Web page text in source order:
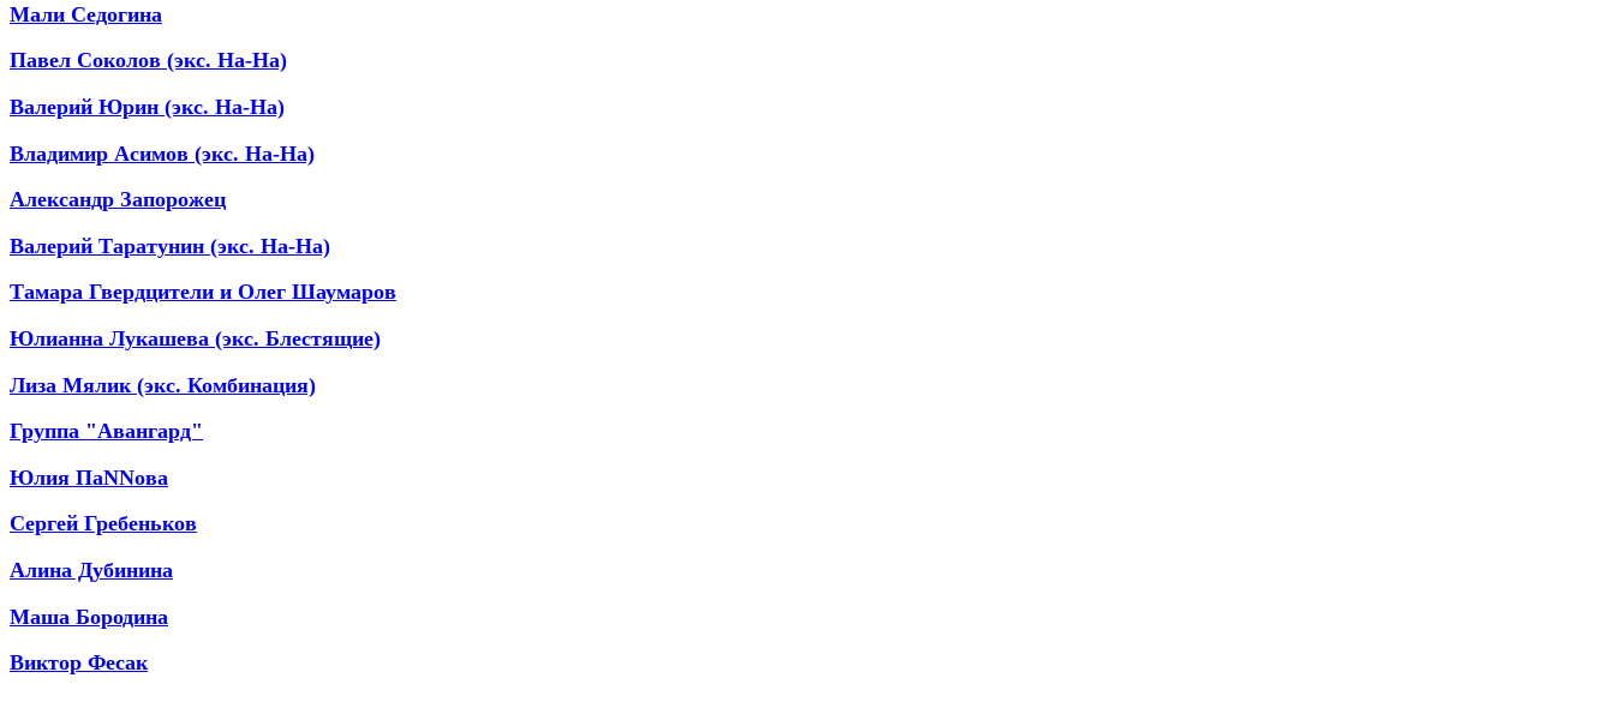
Мали Седогина
Павел Соколов (экс. На-На)
Валерий Юрин (экс. На-На)
Владимир Асимов (экс. На-На)
Александр Запорожец
Валерий Таратунин (экс. На-На)
Тамара Гвердцители и Олег Шаумаров
Юлианна Лукашева (экс. Блестящие)
Лиза Мялик (экс. Комбинация)
Группа "Авангард"
Юлия ПаNNова
Сергей Гребеньков
Алина Дубинина
Маша Бородина
Виктор Фесак